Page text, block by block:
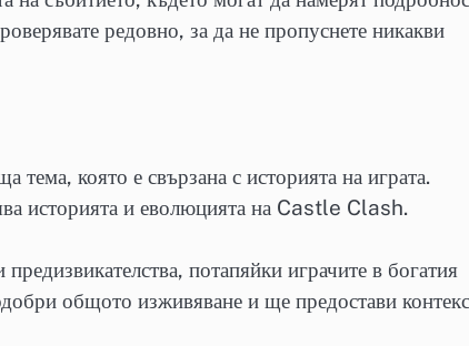
редовно, за да не пропуснете никакви
тема, която е свързана с историята на играта.
историята и еволюцията на Castle Clash.
потапяйки играчите в богатия
общото изживяване и ще предостави